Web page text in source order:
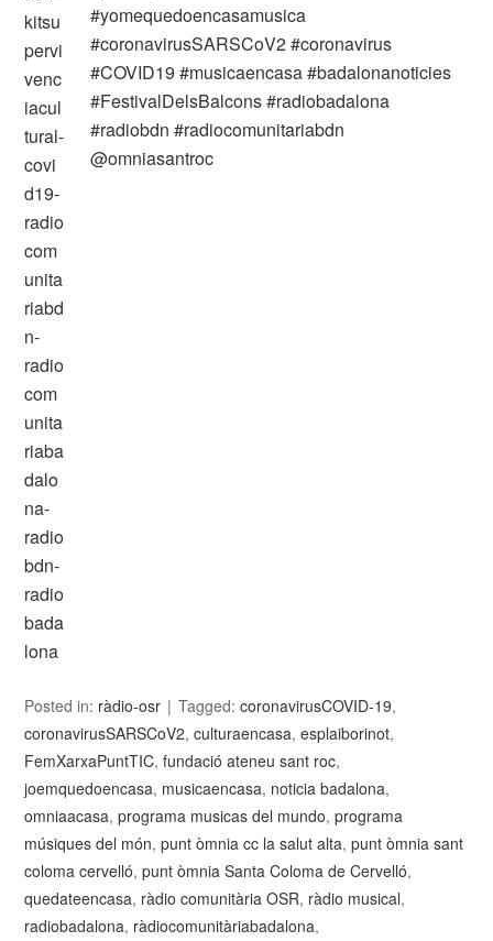
#yomequedoencasamusica
#coronavirusSARSCoV2 #coronavirus
#COVID19 #musicaencasa #badalonanoticies
#FestivalDelsBalcons #radiobadalona
#radiobdn #radiocomunitariabdn
@omniasantroc
Posted in: ràdio-osr Tagged:coronavirusCOVID-19,
coronavirusSARSCoV2,culturaencasa,esplaiborinot,
FemXarxaPuntTIC,fundació ateneu sant roc,
joemquedoencasa, musicaencasa, noticia badalona,
omniaacasa,programa musicas del mundo,programa
músiques del món,punt òmnia cc la salut alta,punt òmnia sant
coloma cervelló,punt òmnia Santa Coloma de Cervelló,
quedateencasa, ràdio comunitària OSR, ràdio musical,
radiobadalona, ràdiocomunitàriabadalona,